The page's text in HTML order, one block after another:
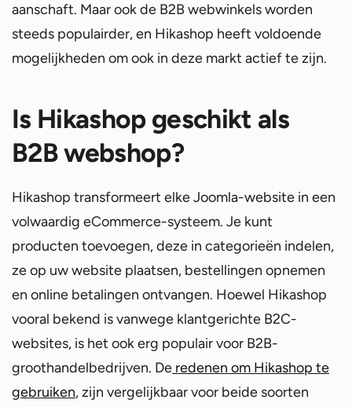
aanschaft. Maar ook de B2B webwinkels worden
steeds populairder, en Hikashop heeft voldoende
mogelijkheden om ook in deze markt actief te zijn.
Is Hikashop geschikt als
B2B webshop?
Hikashop transformeert elke Joomla-website in een
volwaardig eCommerce-systeem. Je kunt
producten toevoegen, deze in categorieën indelen,
ze op uw website plaatsen, bestellingen opnemen
en online betalingen ontvangen. Hoewel Hikashop
vooral bekend is vanwege klantgerichte B2C-
websites, is het ook erg populair voor B2B-
groothandelbedrijven. De redenen om Hikashop te
gebruiken, zijn vergelijkbaar voor beide soorten